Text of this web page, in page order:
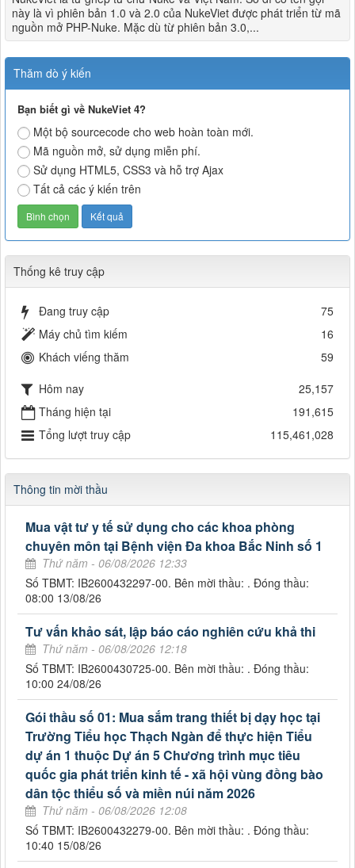
này là vì phiên bản 1.0 và 2.0 của NukeViet được phát triển từ mã
nguồn mở PHP-Nuke. Mặc dù từ phiên bản 3.0,...
Thăm dò ý kiến
Bạn biết gì về NukeViet 4?
Một bộ sourcecode cho web hoàn toàn mới.
Mã nguồn mở, sử dụng miễn phí.
Sử dụng HTML5, CSS3 và hỗ trợ Ajax
Tất cả các ý kiến trên
Thống kê truy cập
Đang truy cập
75
Máy chủ tìm kiếm
16
Khách viếng thăm
59
Hôm nay
25,157
Tháng hiện tại
191,615
Tổng lượt truy cập
115,461,028
Thông tin mời thầu
Mua vật tư y tế sử dụng cho các khoa phòng
chuyên môn tại Bệnh viện Đa khoa Bắc Ninh số 1
Thứ năm - 06/08/2026 12:33
Số TBMT: IB2600432297-00. Bên mời thầu: . Đóng thầu:
08:00 13/08/26
Tư vấn khảo sát, lập báo cáo nghiên cứu khả thi
Thứ năm - 06/08/2026 12:18
Số TBMT: IB2600430725-00. Bên mời thầu: . Đóng thầu:
10:00 24/08/26
Gói thầu số 01: Mua sắm trang thiết bị dạy học tại
Trường Tiểu học Thạch Ngàn để thực hiện Tiểu
dự án 1 thuộc Dự án 5 Chương trình mục tiêu
quốc gia phát triển kinh tế - xã hội vùng đồng bào
dân tộc thiểu số và miền núi năm 2026
Thứ năm - 06/08/2026 12:08
Số TBMT: IB2600432279-00. Bên mời thầu: . Đóng thầu:
10:40 15/08/26